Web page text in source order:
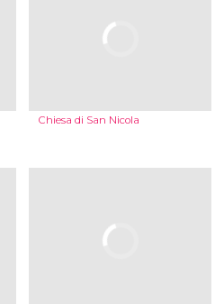
Chiesa di San Nicola